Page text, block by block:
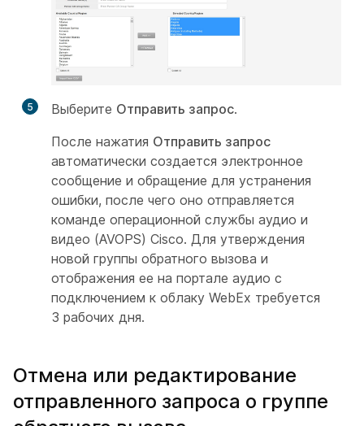
5 Выберите Отправить запрос.
После нажатия Отправить запрос
автоматически создается электронное
сообщение и обращение для устранения
ошибки, после чего оно отправляется
команде операционной службы аудио и
видео (AVOPS) Cisco. Для утверждения
новой группы обратного вызова и
отображения ее на портале аудио с
подключением к облаку WebEx требуется
3 рабочих дня.
Отмена или редактирование
отправленного запроса о группе